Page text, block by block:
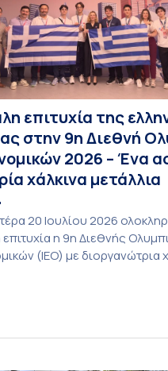
επιτυχία της
στην 9η Διεθνή
2026 – Ένα
χάλκινα μετάλλια
20 Ιουλίου 2026
η 9η Διεθνής
(ΙΕΟ) με διοργανώτρια
Ελλάδα, η οποία συμμετείχε